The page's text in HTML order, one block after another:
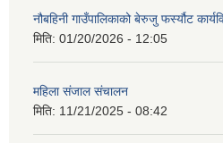
नौबहिनी गाउँपालिकाको बेरुजु फर्स्यौट
मिति: 01/20/2026 - 12:05
महिला संजाल संचालन
मिति: 11/21/2025 - 08:42